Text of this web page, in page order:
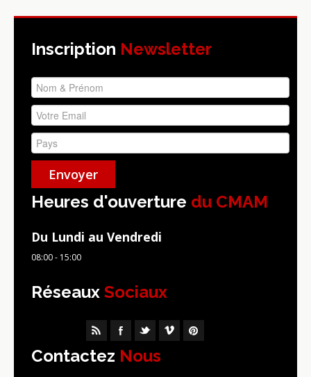
Inscription Newsletter
Heures d'ouverture du CMAM
Du Lundi au Vendredi
08:00 - 15:00
Réseaux Sociaux
Contactez Nous